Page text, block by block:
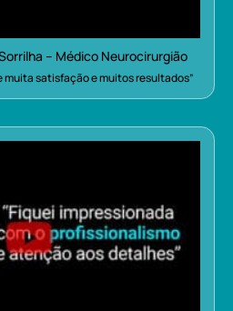
– Médico Neurocirurgião
muita satisfação e muitos resultados”